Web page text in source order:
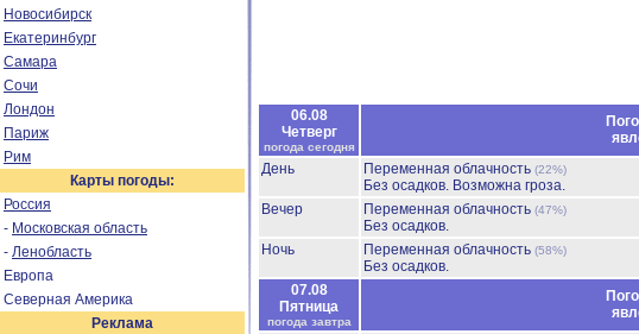
Новосибирск
Екатеринбург
Самара
Сочи
Лондон
Париж
Рим
Карты погоды:
Россия
- Московская область
- Ленобласть
Европа
Северная Америка
Реклама
06.08
Четверг
погода сегодня
День Переменная облачность (22%)
Без осадков. Возможна гроза.
Вечер
Переменная облачность (47%)
Без осадков.
Ночь
Переменная облачность (58%)
Без осадков.
07.08
Пятница
погода завтра